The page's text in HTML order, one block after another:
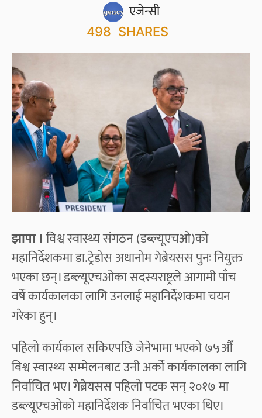
एजेन्सी
498 SHARES
झापा ।विश्व स्वास्थ्य संगठन (डब्ल्यूएचओ)को
महानिर्देशकमा डा.ट्रेडोस अधानोम गेब्रेयसस पुनः नियुक्त
भएका छन्। डब्ल्यूएचओका सदस्यराष्ट्रले आगामी पाँच
वर्षे कार्यकालका लागि उनलाई महानिर्देशकमा चयन
गरेका हुन्।
पहिलो कार्यकाल सकिएपछि जेनेभामा भएको ७५औँ
विश्व स्वास्थ्य सम्मेलनबाट उनी अर्को कार्यकालका लागि
निर्वाचित भए। गेब्रेयसस पहिलो पटक सन् २०१७ मा
डब्ल्यूएचओको महानिर्देशक निर्वाचित भएका थिए।